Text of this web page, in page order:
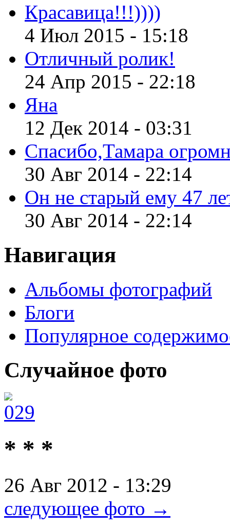
Красавица!!!))))
4 Июл 2015 - 15:18
Отличный ролик!
24 Апр 2015 - 22:18
Яна
12 Дек 2014 - 03:31
Спасибо,Тамара
30 Авг 2014 - 22:14
Он не старый ему 47
30 Авг 2014 - 22:14
Навигация
Альбомы фотографий
Блоги
Популярное
Случайное фото
* * *
26 Авг 2012 - 13:29
следующее фото →